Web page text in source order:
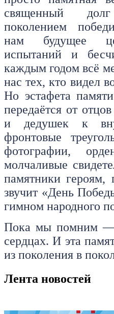
священный
поколением
нам будущее
испытаний и
каждым годом всё
нас тех, кто видел
Но эстафета
передаётся от
и дедушек к
фронтовые
фотографии,
молчаливые
памятники героям,
звучит «День
гимном народного
Пока мы помним
сердцах. И эта
из поколения в
Лента новостей